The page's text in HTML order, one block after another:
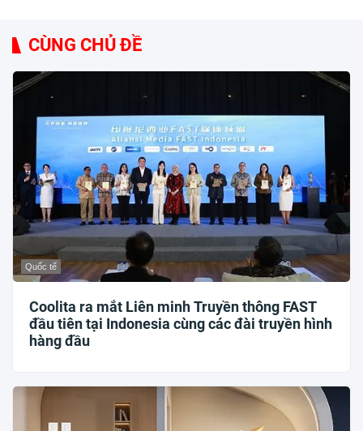
CÙNG CHỦ ĐỀ
Quốc tế
Coolita ra mắt Liên minh Truyền thông FAST
đầu tiên tại Indonesia cùng các đài truyền hình
hàng đầu